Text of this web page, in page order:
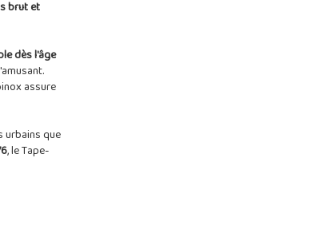
brut et
dès l'âge
assure
urbains que
, le Tape-